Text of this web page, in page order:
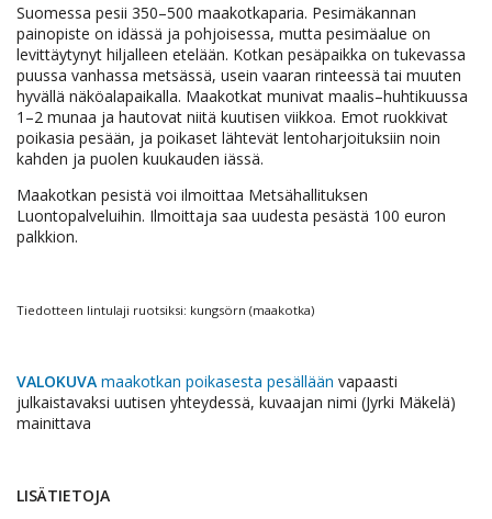
Suomessa pesii 350–500 maakotkaparia. Pesimäkannan
painopiste on idässä ja pohjoisessa, mutta pesimäalue on
levittäytynyt hiljalleen etelään. Kotkan pesäpaikka on tukevassa
puussa vanhassa metsässä, usein vaaran rinteessä tai muuten
hyvällä näköalapaikalla. Maakotkat munivat maalis–huhtikuussa
1–2 munaa ja hautovat niitä kuutisen viikkoa. Emot ruokkivat
poikasia pesään, ja poikaset lähtevät lentoharjoituksiin noin
kahden ja puolen kuukauden iässä.
Maakotkan pesistä voi ilmoittaa Metsähallituksen
Luontopalveluihin. Ilmoittaja saa uudesta pesästä 100 euron
palkkion.
Tiedotteen lintulaji ruotsiksi: kungsörn (maakotka)
VALOKUVA maakotkan poikasesta pesällään vapaasti
julkaistavaksi uutisen yhteydessä, kuvaajan nimi (Jyrki Mäkelä)
mainittava
LISÄTIETOJA